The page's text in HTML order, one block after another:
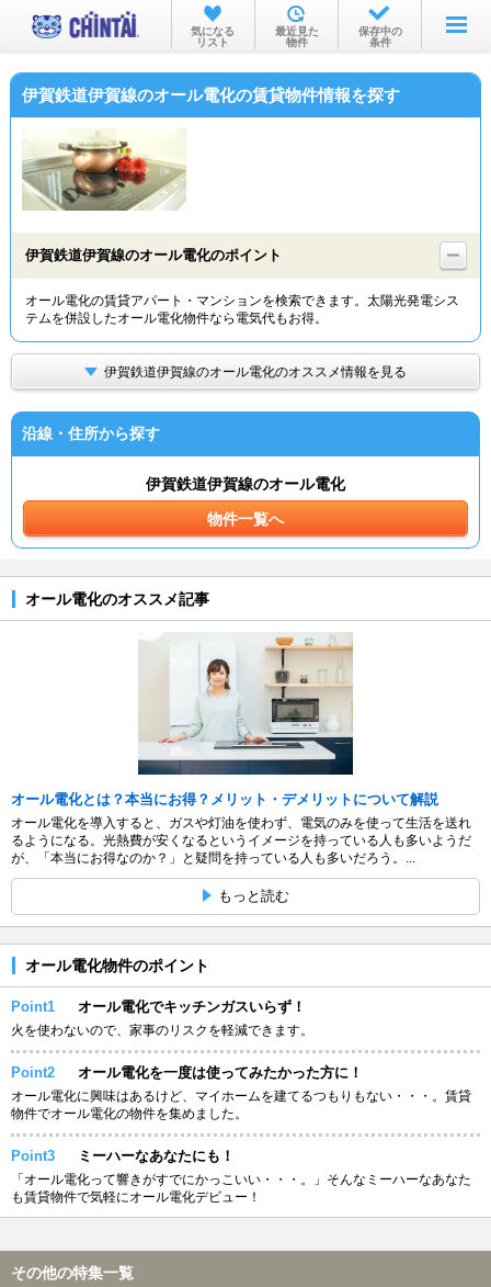
お部屋を探す
沿線・駅から
物件特集から
TOP
気になる
リスト
最近見た
物件
保存中の
条件
伊賀鉄道伊賀線のオール電化の賃貸物件情報を探す
伊賀鉄道伊賀線のオール電化のポイント
オール電化の賃貸アパート・マンションを検索できます。太陽光発電シス
テムを併設したオール電化物件なら電気代もお得。
伊賀鉄道伊賀線のオール電化のオススメ情報を見る
沿線・住所から探す
伊賀鉄道伊賀線のオール電化
物件一覧へ
オール電化のオススメ記事
オール電化とは？本当にお得？メリット・デメリットについて解説
オール電化を導入すると、ガスや灯油を使わず、電気のみを使って生活を送れ
るようになる。光熱費が安くなるというイメージを持っている人も多いようだ
が、「本当にお得なのか？」と疑問を持っている人も多いだろう。...
もっと読む
オール電化物件のポイント
Point1 オール電化でキッチンガスいらず！
火を使わないので、家事のリスクを軽減できます。
Point2 オール電化を一度は使ってみたかった方に！
オール電化に興味はあるけど、マイホームを建てるつもりもない・・・。賃貸
物件でオール電化の物件を集めました。
Point3 ミーハーなあなたにも！
「オール電化って響きがすでにかっこいい・・・。」そんなミーハーなあなた
も賃貸物件で気軽にオール電化デビュー！
その他の特集一覧